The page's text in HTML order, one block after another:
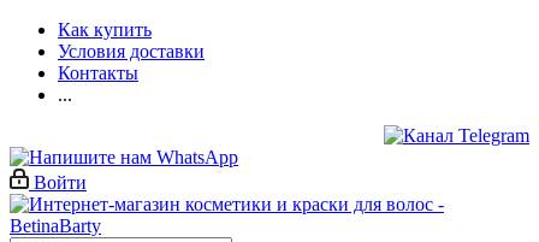
Как купить
Условия доставки
Контакты
...
Войти